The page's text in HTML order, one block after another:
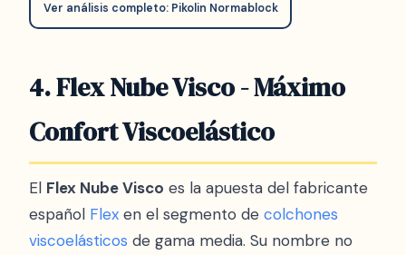
Ver análisis completo: Pikolin Normablock
4. Flex Nube Visco - Máximo
Confort Viscoelástico
El Flex Nube Visco es la apuesta del fabricante
español Flex en el segmento de colchones
viscoelásticos de gama media. Su nombre no